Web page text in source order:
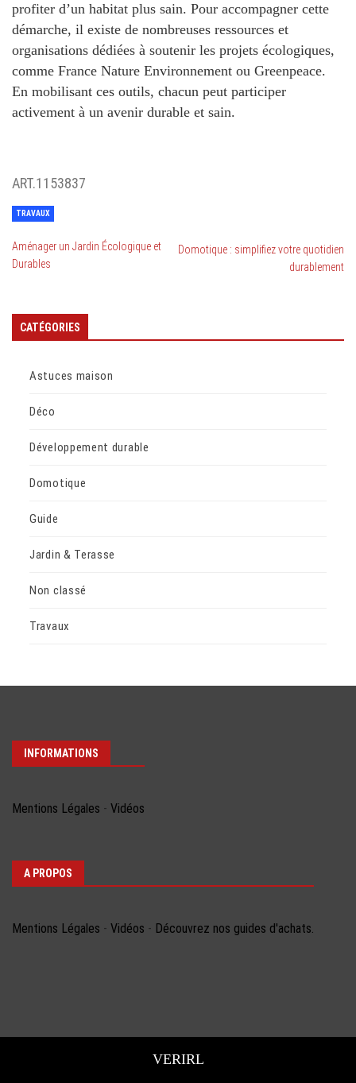
profiter d’un habitat plus sain. Pour accompagner cette
démarche, il existe de nombreuses ressources et
organisations dédiées à soutenir les projets écologiques,
comme France Nature Environnement ou Greenpeace.
En mobilisant ces outils, chacun peut participer
activement à un avenir durable et sain.
ART.1153837
TRAVAUX
Aménager un Jardin Écologique et
Durables
Domotique : simplifiez votre quotidien
durablement
CATÉGORIES
Astuces maison
Déco
Développement durable
Domotique
Guide
Jardin & Terasse
Non classé
Travaux
INFORMATIONS
Mentions Légales - Vidéos
A PROPOS
Mentions Légales - Vidéos - Découvrez nos guides d'achats.
VERIRL